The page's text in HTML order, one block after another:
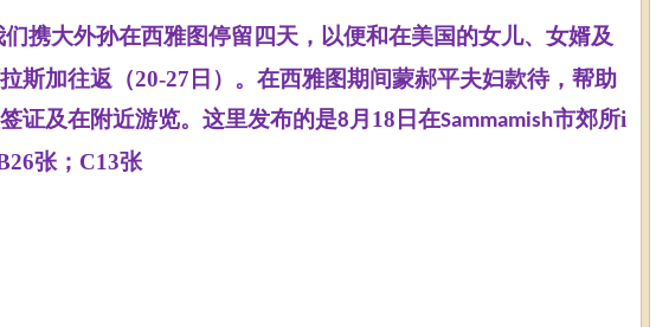
们携大外孙在西雅图停留四天 ， 以便和在美国的女儿、女婿及
斯加往返（20-27 日）。在西雅图期间蒙郝平夫妇款待，帮助
证及在附近游览。 这里发布的是8 月 18 日在Sammamish市郊所i
张；C13张